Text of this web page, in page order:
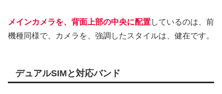
メインカメラを、背面上部の中央に配置しているのは、前
機種同様で、カメラを、強調したスタイルは、健在です。
デュアルSIMと対応バンド